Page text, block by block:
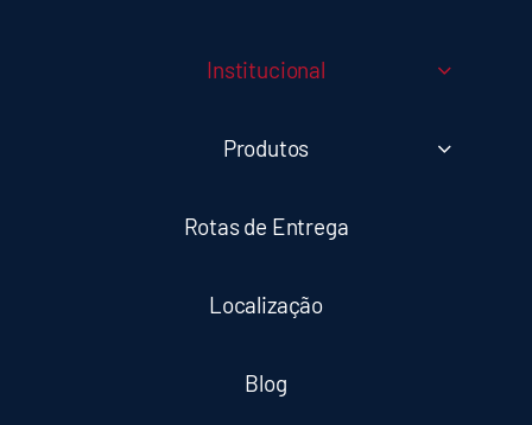
Institucional
Produtos
Rotas de Entrega
Localização
Blog